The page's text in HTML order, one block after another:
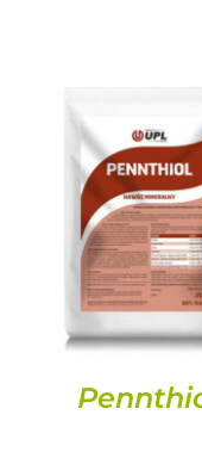
DETAILS